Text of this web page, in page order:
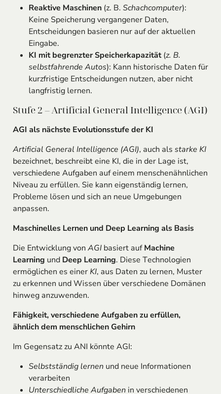
Reaktive Maschinen(z. B. Schachcomputer):
Keine Speicherung vergangener Daten,
Entscheidungen basieren nur auf der aktuellen
Eingabe.
KI mit begrenzter Speicherkapazität(z. B.
selbstfahrende Autos): Kann historische Daten für
kurzfristige Entscheidungen nutzen, aber nicht
langfristig lernen.
Stufe 2 – Artificial General Intelligence (AGI)
AGI als nächste Evolutionsstufe der KI
Artificial General Intelligence (AGI), auch als starke KI
bezeichnet, beschreibt eine KI, die in der Lage ist,
verschiedene Aufgaben auf einem menschenähnlichen
Niveau zu erfüllen. Sie kann eigenständig lernen,
Probleme lösen und sich an neue Umgebungen
anpassen.
Maschinelles Lernen und Deep Learning als Basis
Die Entwicklung von AGIbasiert aufMachine
Learning und Deep Learning. Diese Technologien
ermöglichen es einerKI, aus Daten zu lernen, Muster
zu erkennen und Wissen über verschiedene Domänen
hinweg anzuwenden.
Fähigkeit, verschiedene Aufgaben zu erfüllen,
ähnlich dem menschlichen Gehirn
Im Gegensatz zu ANI könnte AGI:
Selbstständig lernenund neue Informationen
verarbeiten
Unterschiedliche Aufgabenin verschiedenen